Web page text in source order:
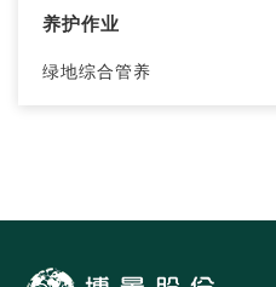
养护作业
绿地综合管养